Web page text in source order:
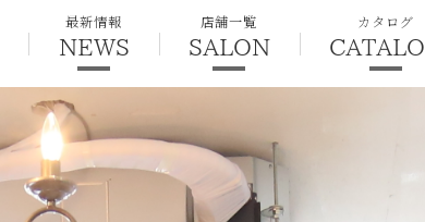
最新情報
NEWS
店舗一覧
SALON
カタログ